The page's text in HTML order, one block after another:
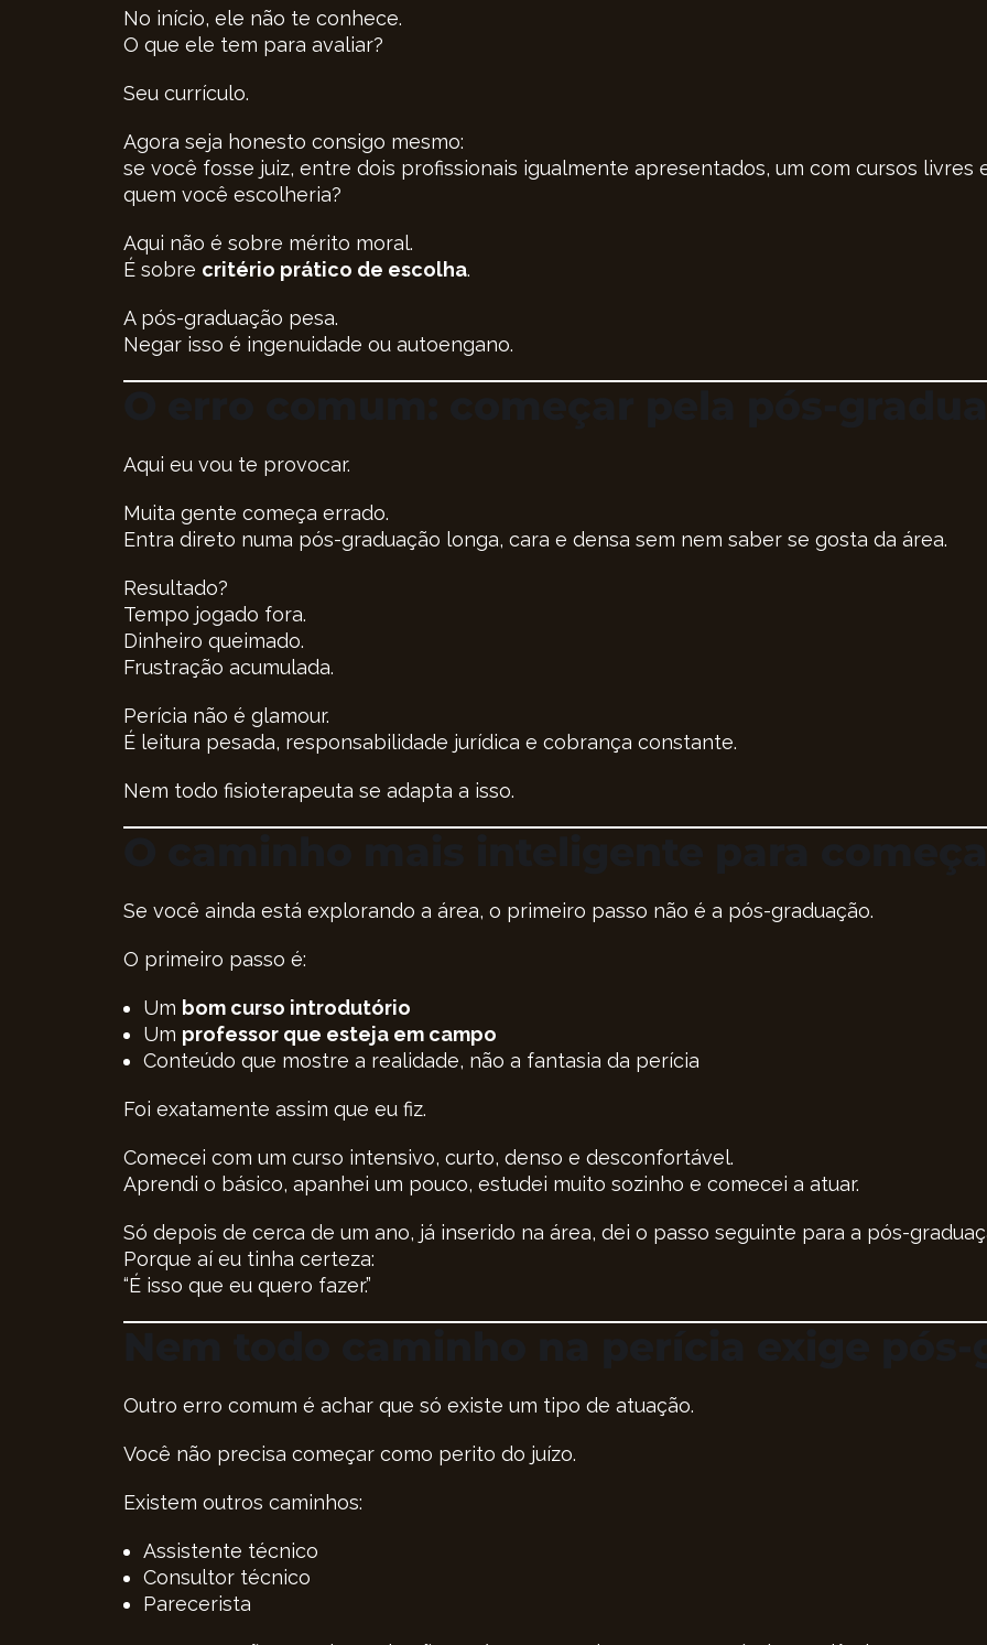
No início, ele não te conhece.
O que ele tem para avaliar?
Seu currículo.
Agora seja honesto consigo mesmo:
se você fosse juiz, entre dois profissionais igualmente apresentados, um com cursos livres
quem você escolheria?
Aqui não é sobre mérito moral.
É sobre critério prático de escolha.
A pós-graduação pesa.
Negar isso é ingenuidade ou autoengano.
Aqui eu vou te provocar.
Muita gente começa errado.
Entra direto numa pós-graduação longa, cara e densa sem nem saber se gosta da área.
Resultado?
Tempo jogado fora.
Dinheiro queimado.
Frustração acumulada.
Perícia não é glamour.
É leitura pesada, responsabilidade jurídica e cobrança constante.
Nem todo fisioterapeuta se adapta a isso.
Se você ainda está explorando a área, o primeiro passo não é a pós-graduação.
O primeiro passo é:
Um bom curso introdutório
Um professor que esteja em campo
Conteúdo que mostre a realidade, não a fantasia da perícia
Foi exatamente assim que eu fiz.
Comecei com um curso intensivo, curto, denso e desconfortável.
Aprendi o básico, apanhei um pouco, estudei muito sozinho e comecei a atuar.
Só depois de cerca de um ano, já inserido na área, dei o passo seguinte para a pós-
Porque aí eu tinha certeza:
“É isso que eu quero fazer.”
Outro erro comum é achar que só existe um tipo de atuação.
Você não precisa começar como perito do juízo.
Existem outros caminhos:
Assistente técnico
Consultor técnico
Parecerista